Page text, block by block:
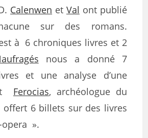
Calenwen et Val ont publié
sur des romans.
à 6 chroniques livres et 2
nous a donné 7
et une analyse d’une
Ferocias, archéologue du
offert 6 billets sur des livres
opera ».